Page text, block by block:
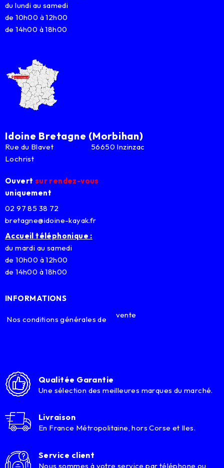
du lundi au samedi
de 10h00 à 12h00
de 14h00 à 18h00
Idoine Bretagne (Morbihan)
Rue du Blavet 56650 Inzinzac
Lochrist
Ouvert sur rendez-vous
uniquement
02 97 85 38 72
bretagne@idoine-kayak.fr
Accueil téléphonique :
du mardi au samedi
de 10h00 à 12h00
de 14h00 à 18h00
INFORMATIONS
Nos conditions générales de vente
Qualitée Garantie
Une sélection des meilleures marques du marché.
Livraison
En France Métropolitaine, hors Corse et Iles.
Service client
Nous sommes à votre service par téléphone ou